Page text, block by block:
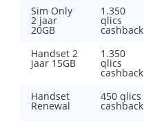
Sim Only
2 jaar
20GB
1.350
qlics
cashback
Handset 2
jaar 15GB
1.350
qlics
cashback
Handset
Renewal
450 qlics
cashback